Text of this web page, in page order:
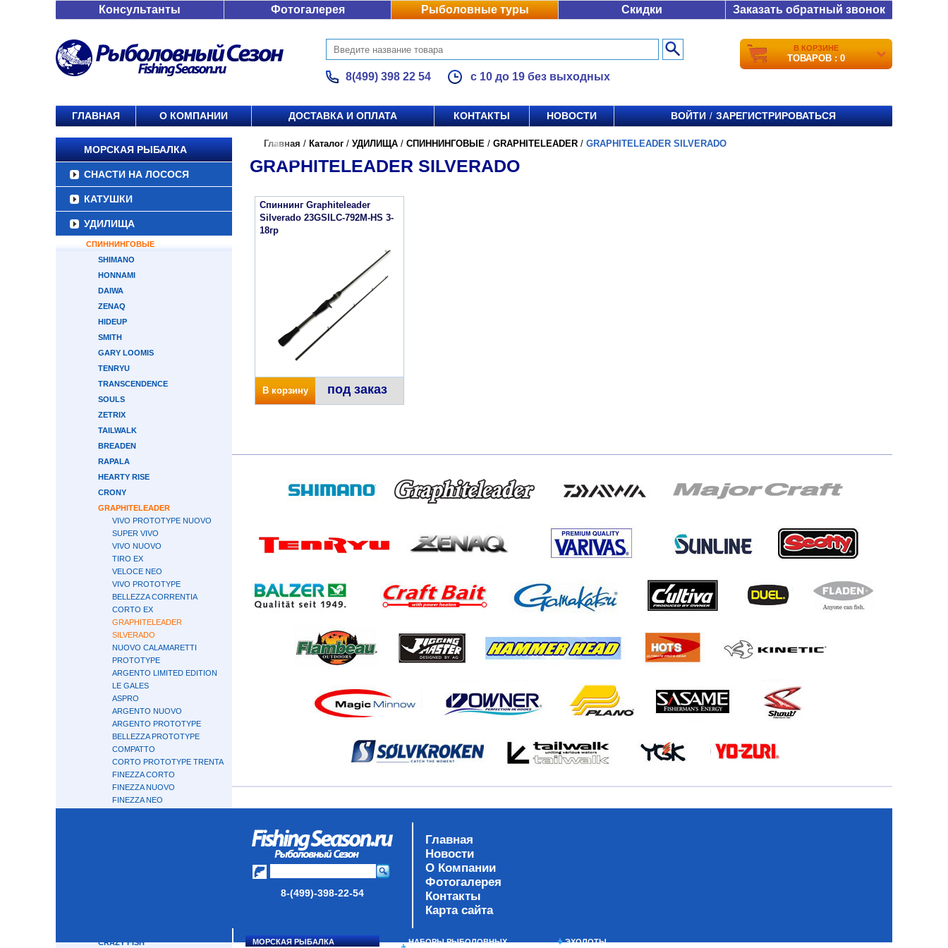
Консультанты Фотогалерея Рыболовные туры Скидки Заказать обратный звонок
8(499) 398 22 54 с 10 до 19 без выходных
В КОРЗИНЕ
ТОВАРОВ : 0
ГЛАВНАЯ О КОМПАНИИ ДОСТАВКА И ОПЛАТА КОНТАКТЫ НОВОСТИ ВОЙТИ / ЗАРЕГИСТРИРОВАТЬСЯ
МОРСКАЯ РЫБАЛКА
СНАСТИ НА ЛОСОСЯ
КАТУШКИ
УДИЛИЩА
СПИННИНГОВЫЕ
SHIMANO
HONNAMI
DAIWA
ZENAQ
HIDEUP
SMITH
GARY LOOMIS
TENRYU
TRANSCENDENCE
SOULS
ZETRIX
TAILWALK
BREADEN
RAPALA
HEARTY RISE
CRONY
GRAPHITELEADER
VIVO PROTOTYPE NUOVO
SUPER VIVO
VIVO NUOVO
TIRO EX
VELOCE NEO
VIVO PROTOTYPE
BELLEZZA CORRENTIA
CORTO EX
GRAPHITELEADER
SILVERADO
NUOVO CALAMARETTI
PROTOTYPE
ARGENTO LIMITED EDITION
LE GALES
ASPRO
ARGENTO NUOVO
ARGENTO PROTOTYPE
BELLEZZA PROTOTYPE
COMPATTO
CORTO PROTOTYPE TRENTA
FINEZZA CORTO
FINEZZA NUOVO
FINEZZA NEO
CRAZY FISH
Главная / Каталог / УДИЛИЩА / СПИННИНГОВЫЕ / GRAPHITELEADER / GRAPHITELEADER SILVERADO
GRAPHITELEADER SILVERADO
Спиннинг Graphiteleader
Silverado 23GSILC-792M-HS 3-
18гр
В корзину под заказ
8-(499)-398-22-54
Главная
Новости
О Компании
Фотогалерея
Контакты
Карта сайта
МОРСКАЯ РЫБАЛКА
НАБОРЫ РЫБОЛОВНЫХ
ЭХОЛОТЫ